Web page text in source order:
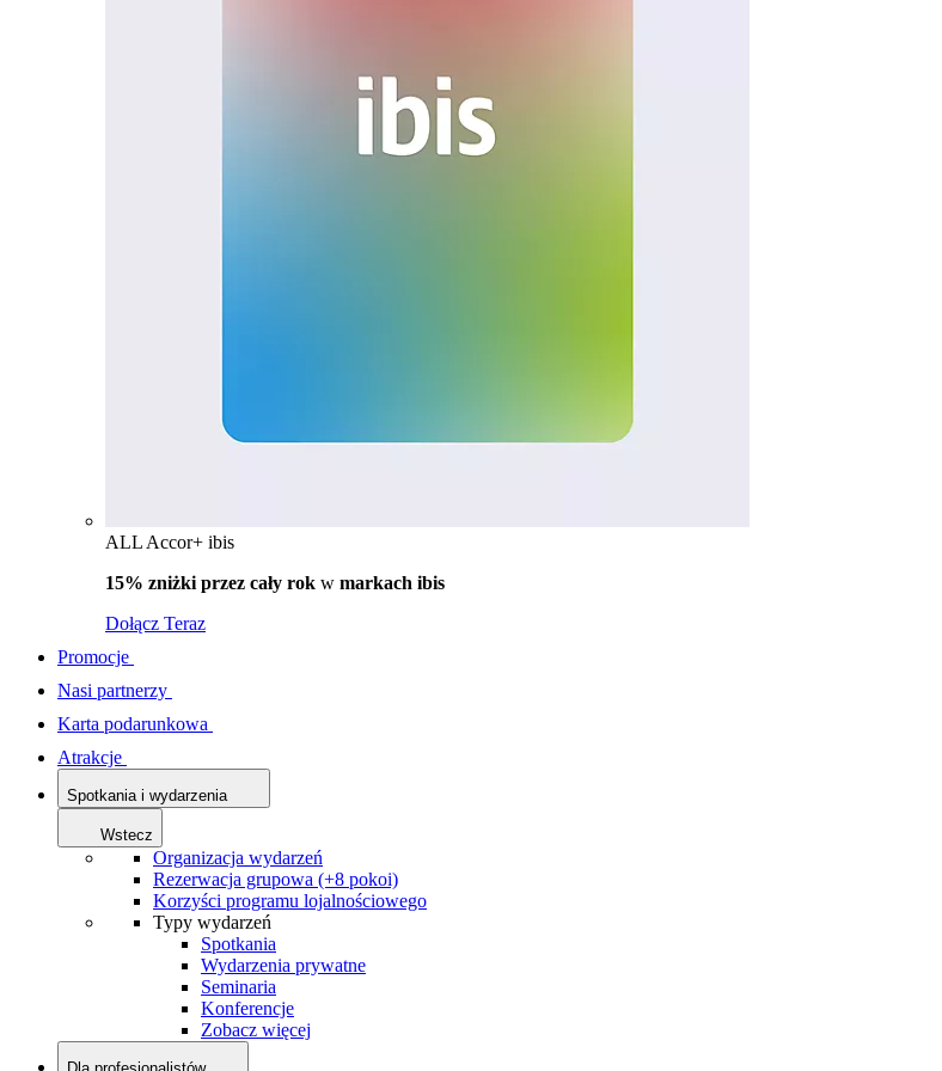
ALL Accor+ ibis
15% zniżki przez cały rok w markach ibis
Dołącz Teraz
Promocje
Nasi partnerzy
Karta podarunkowa
Atrakcje
Spotkania i wydarzenia
Wstecz
Organizacja wydarzeń
Rezerwacja grupowa (+8 pokoi)
Korzyści programu lojalnościowego
Typy wydarzeń
Spotkania
Wydarzenia prywatne
Seminaria
Konferencje
Zobacz więcej